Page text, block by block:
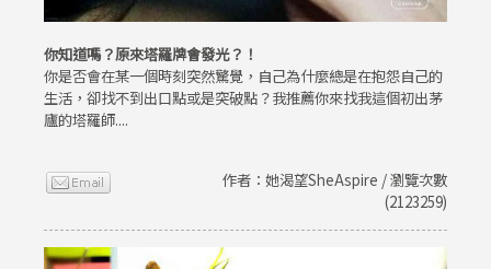
你知道嗎？原來塔羅牌會發光？！
你是否會在某一個時刻突然驚覺，自己為什麼總是在抱怨自己的
生活，卻找不到出口點或是突破點？我推薦你來找我這個初出茅
廬的塔羅師....
作者：她渴望SheAspire / 瀏覽次數
(2123259)